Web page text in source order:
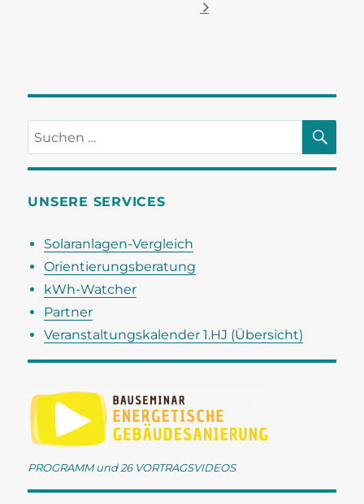
Suchen
nach:
UNSERE SERVICES
Solaranlagen-Vergleich
Orientierungsberatung
kWh-Watcher
Partner
Veranstaltungskalender 1.HJ (Übersicht)
PROGRAMM und 26 VORTRAGSVIDEOS